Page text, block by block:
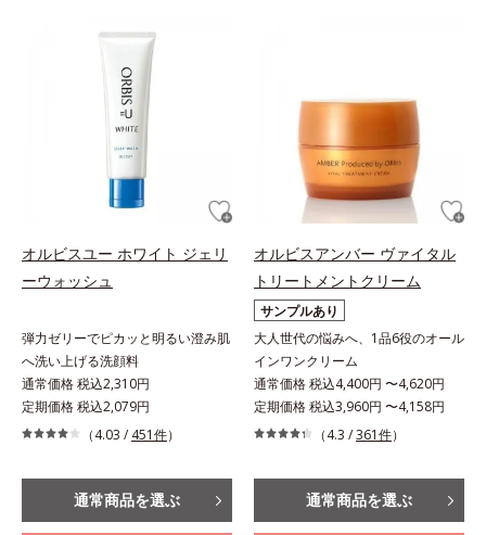
オルビスユー ホワイト ジェリ
ーウォッシュ
弾力ゼリーでピカッと明るい澄み肌
へ洗い上げる洗顔料
通常価格 税込2,310円
定期価格 税込2,079円
（4.03 / 451件）
通常商品を選ぶ
オルビスアンバー ヴァイタル
トリートメントクリーム
サンプルあり
大人世代の悩みへ、1品6役のオール
インワンクリーム
通常価格 税込4,400円 〜4,620円
定期価格 税込3,960円 〜4,158円
（4.3 /361件）
通常商品を選ぶ